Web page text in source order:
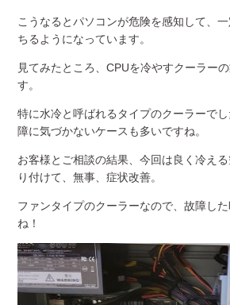
こうなるとパソコンが危険を感知して、
ちるようになっています。
見てみたところ、CPUを冷やすクーラー
す。
特に水冷と呼ばれるタイプのクーラーで
障に気づかないケースも多いですね。
お客様とご相談の結果、今回は良く冷え
り付けて、無事、症状改善。
ファンタイプのクーラーなので、故障し
ね！